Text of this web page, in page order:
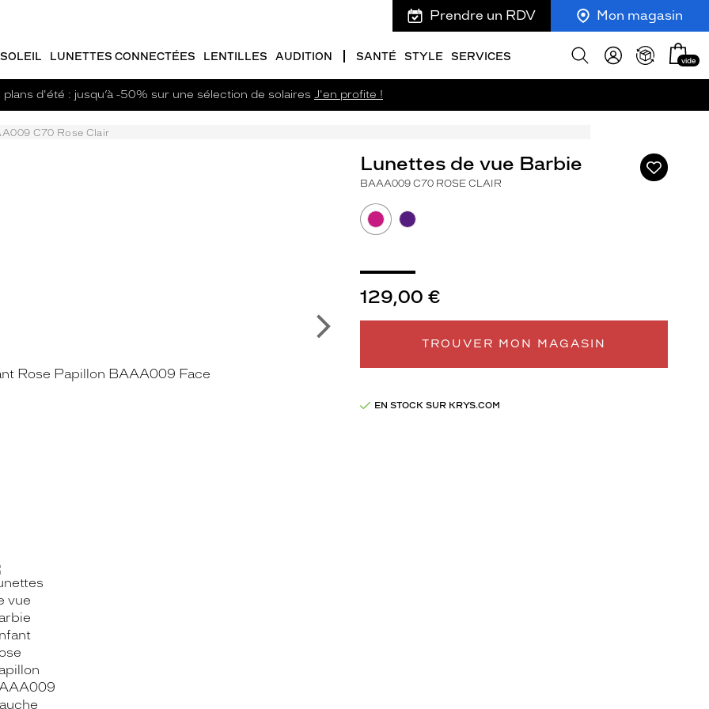
Prendre un RDV Mon magasin
LUNETTES CONNECTÉES LENTILLES AUDITION SANTÉ STYLE SERVICES
Afficher
Mon
panier
vide
plans d'été : jusqu’à -50% sur une sélection de solaires J'en profite !
C70 Rose Clair
Ajouter
à
Suivant
Lunettes de vue Barbie
BAAA009 C70 ROSE CLAIR
129,00 €
TROUVER MON MAGASIN
EN STOCK SUR KRYS.COM